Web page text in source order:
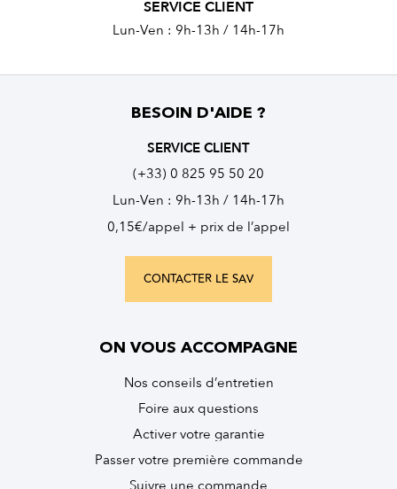
SERVICE CLIENT
Lun-Ven : 9h-13h / 14h-17h
BESOIN D'AIDE ?
SERVICE CLIENT
(+33) 0 825 95 50 20
Lun-Ven : 9h-13h / 14h-17h
0,15€/appel + prix de l’appel
CONTACTER LE SAV
ON VOUS ACCOMPAGNE
Nos conseils d’entretien
Foire aux questions
Activer votre garantie
Passer votre première commande